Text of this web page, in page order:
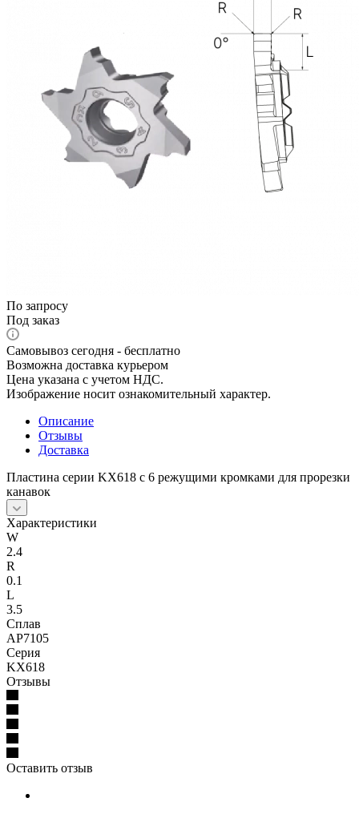
По запросу
Под заказ
Самовывоз сегодня - бесплатно
Возможна доставка курьером
Цена указана с учетом НДС.
Изображение носит ознакомительный характер.
Описание
Отзывы
Доставка
Пластина серии KX618 с 6 режущими кромками для прорезки
канавок
Характеристики
W
2.4
R
0.1
L
3.5
Сплав
AP7105
Серия
KX618
Отзывы
Оставить отзыв